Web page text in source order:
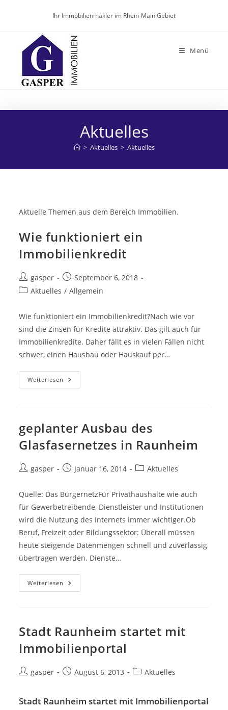
Ihr Immobilienmakler im Rhein-Main Gebiet
Menü
Aktuelles
> Aktuelles > Aktuelles
Aktuelle Themen aus dem Bereich Immobilien.
Wie funktioniert ein
Immobilienkredit
Beitrags-
Autor:
gasper
Beitrag
veröffentlicht:
September 6, 2018
Beitrags-
Aktuelles / Allgemein
Wie funktioniert ein Immobilienkredit?Nach wie vor
sind die Zinsen für Kredite attraktiv. Das gilt auch für
Immobilienkredite. Daher fällt es in vielen Fällen nicht
schwer, einen Hausbau oder Hauskauf per…
Weiterlesen Wie
Funktioniert
geplanter Ausbau des
Glasfasernetzes in Raunheim
Beitrags-
gasper
BeitragJanuar 16, 2014
Beitrags-
Aktuelles
Quelle: Das BürgernetzFür Privathaushalte wie auch
für Gewerbetreibende, Dienstleister und Institutionen
wird die Nutzung des Internets immer wichtiger.Ob
Beruf, Freizeit oder Bildungssektor: Überall müssen
heute steigende Datenmengen schnell und zuverlässig
übertragen werden. Dienste…
Weiterlesen Geplanter
Ausbau
Stadt Raunheim startet mit
Immobilienportal
Beitrags-
gasper
BeitragAugust 6, 2013
Beitrags-
Aktuelles
Stadt Raunheim startet mit Immobilienportal